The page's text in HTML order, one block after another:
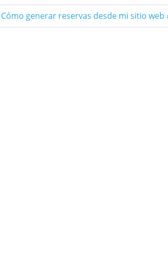
Siguiente
entrada:
Cómo generar reservas desde mi sitio web